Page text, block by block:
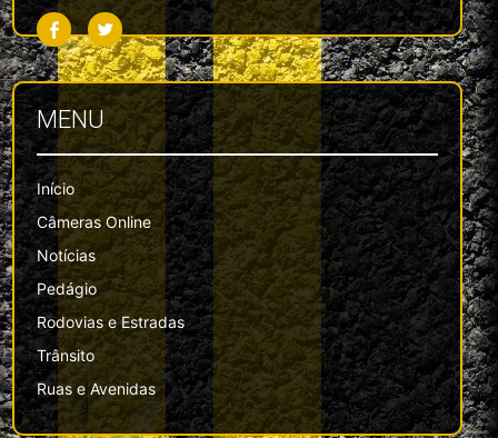
MENU
Início
Câmeras Online
Notícias
Pedágio
Rodovias e Estradas
Trânsito
Ruas e Avenidas